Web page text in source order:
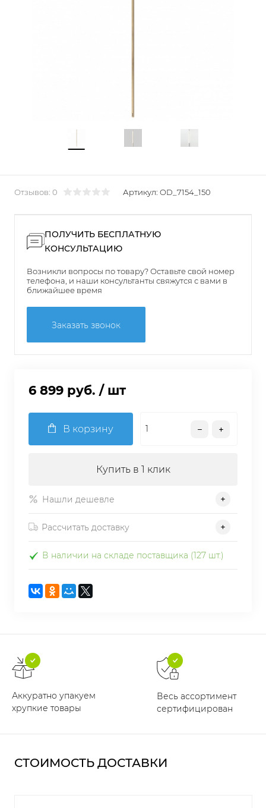
Отзывов: 0 Артикул: OD_7154_150
ПОЛУЧИТЬ БЕСПЛАТНУЮ
КОНСУЛЬТАЦИЮ
Возникли вопросы по товару? Оставьте свой номер
телефона, и наши консультанты свяжутся с вами в
ближайшее время
Заказать звонок
6 899 руб. / шт
В корзину
Купить в 1 клик
Нашли дешевле
Рассчитать доставку
В наличии на складе поставщика (127 шт.)
Аккуратно упакуем
хрупкие товары
Весь ассортимент
сертифицирован
СТОИМОСТЬ ДОСТАВКИ